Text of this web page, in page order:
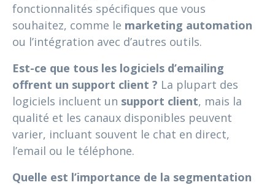
fonctionnalités spécifiques que vous
souhaitez, comme le marketing automation
ou l’intégration avec d’autres outils.
Est-ce que tous les logiciels d’emailing
offrent un support client ? La plupart des
logiciels incluent un support client, mais la
qualité et les canaux disponibles peuvent
varier, incluant souvent le chat en direct,
l’email ou le téléphone.
Quelle est l’importance de la segmentation